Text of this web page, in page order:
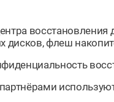
дисков, флеш